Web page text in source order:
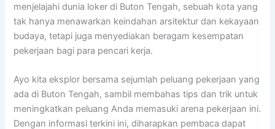
menjelajahi dunia loker di Buton Tengah, sebuah kota yang
tak hanya menawarkan keindahan arsitektur dan kekayaan
budaya, tetapi juga menyediakan beragam kesempatan
pekerjaan bagi para pencari kerja.
Ayo kita eksplor bersama sejumlah peluang pekerjaan yang
ada di Buton Tengah, sambil membahas tips dan trik untuk
meningkatkan peluang Anda memasuki arena pekerjaan ini.
Dengan informasi terkini ini, diharapkan pembaca dapat